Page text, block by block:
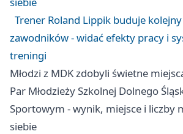
Trener Roland Lippik buduje
zawodników - widać efekty pracy i
treningi
Młodzi z MDK zdobyli świetne
Par Młodzieży Szkolnej Dolnego
Sportowym - wynik, miejsce i liczby
siebie